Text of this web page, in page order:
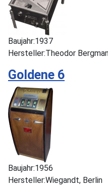
Baujahr:1937
Hersteller:Theodor
Goldene 6
Baujahr:1956
Hersteller:Wiegandt, Berlin